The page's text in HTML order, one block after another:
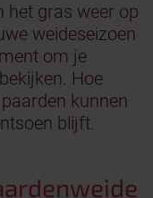
het gras weer op
weideseizoen
om je
Hoe
kunnen
blijft.